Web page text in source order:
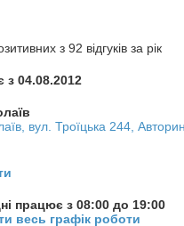
технологіям та відмінній
витримують великі
до корозії.
для
причіпів,
чи інших великих предметів.
зробіть своє авто ще більш
фаркопа на ваш
необхідні деталі та чіткі
завдання. Навіть якщо ви
з 92 відгуків за рік
з 04.08.2012
вул. Троїцька 244,
працює з 08:00 до 19:00
весь графік роботи